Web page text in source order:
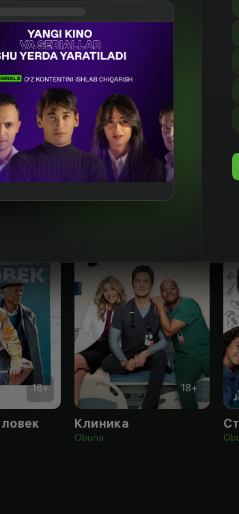
Дэн Стивенс
Aktyor
Николь
Бахари
Aktyor
18+ 18+
Клиника
Obuna